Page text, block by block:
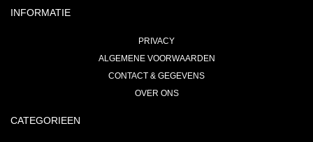
INFORMATIE
PRIVACY
ALGEMENE VOORWAARDEN
CONTACT & GEGEVENS
OVER ONS
CATEGORIEEN